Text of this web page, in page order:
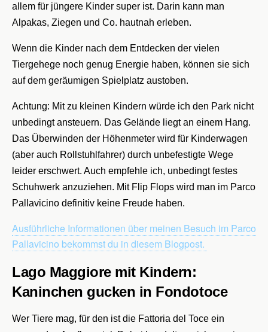
allem für jüngere Kinder super ist. Darin kann man
Alpakas, Ziegen und Co. hautnah erleben.
Wenn die Kinder nach dem Entdecken der vielen
Tiergehege noch genug Energie haben, können sie sich
auf dem geräumigen Spielplatz austoben.
Achtung: Mit zu kleinen Kindern würde ich den Park nicht
unbedingt ansteuern. Das Gelände liegt an einem Hang.
Das Überwinden der Höhenmeter wird für Kinderwagen
(aber auch Rollstuhlfahrer) durch unbefestigte Wege
leider erschwert. Auch empfehle ich, unbedingt festes
Schuhwerk anzuziehen. Mit Flip Flops wird man im Parco
Pallavicino definitiv keine Freude haben.
Ausführliche Informationen über meinen Besuch im Parco
Pallavicino bekommst du in diesem Blogpost.
Lago Maggiore mit Kindern:
Kaninchen gucken in Fondotoce
Wer Tiere mag, für den ist die Fattoria del Toce ein